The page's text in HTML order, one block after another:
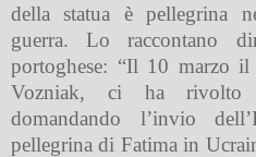
della statua è pellegrina
guerra. Lo raccontano
portoghese: “Il 10 marzo
Vozniak, ci ha rivolto
domandando l’invio
pellegrina di Fatima in